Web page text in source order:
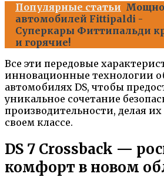
Популярные статьи
автомобилей Fittipaldi -
Суперкары Фиттипальди
и горячие!
Все эти передовые
инновационные технологии
автомобилях DS, чтобы
уникальное сочетание
производительности, делая
своем классе.
DS 7 Crossback —
комфорт в новом